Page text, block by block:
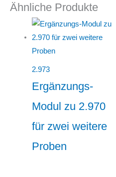
Ähnliche Produkte
2.973
Ergänzungs-
Modul zu 2.970
für zwei weitere
Proben